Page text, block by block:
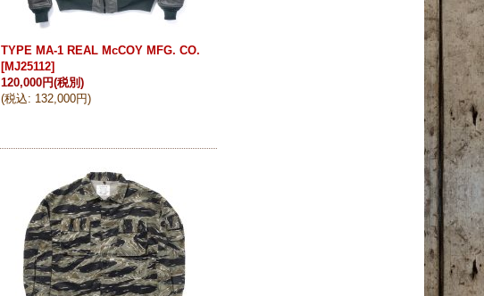
TYPE MA-1 REAL McCOY MFG. CO.
[MJ25112]
120,000円(税別)
(税込: 132,000円)